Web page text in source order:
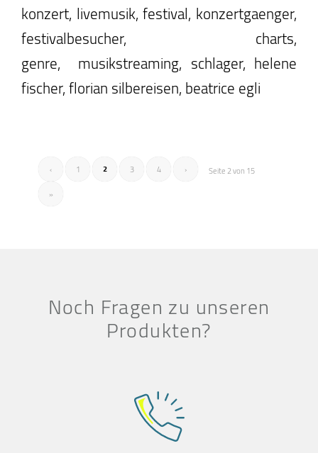
konzert, livemusik, festival, konzertgaenger,
festivalbesucher, charts,
genre, musikstreaming, schlager, helene
fischer, florian silbereisen, beatrice egli
Seite 2 von 15
‹ 1 2 3 4 ›
»
Noch Fragen zu unseren
Produkten?